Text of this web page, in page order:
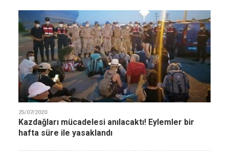
25/07/2020
Kazdağları mücadelesi anılacaktı! Eylemler bir
hafta süre ile yasaklandı